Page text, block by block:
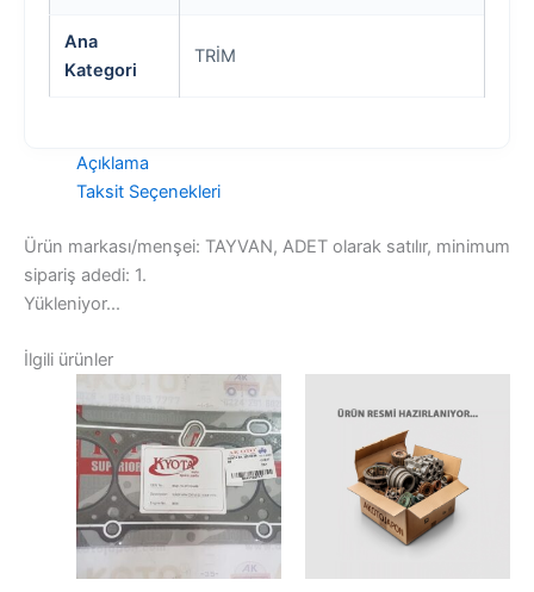
Ana
Kategori
TRİM
Açıklama
Taksit Seçenekleri
Ürün markası/menşei: TAYVAN, ADET olarak satılır, minimum
sipariş adedi: 1.
Yükleniyor...
İlgili ürünler